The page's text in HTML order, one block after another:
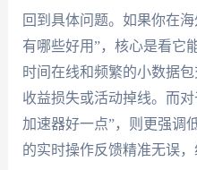
回到具体问题。如果你在
有哪些好用”，核心是看它
时间在线和频繁的小数据
收益损失或活动掉线。而
加速器好一点”，则更强调
的实时操作反馈精准无误，